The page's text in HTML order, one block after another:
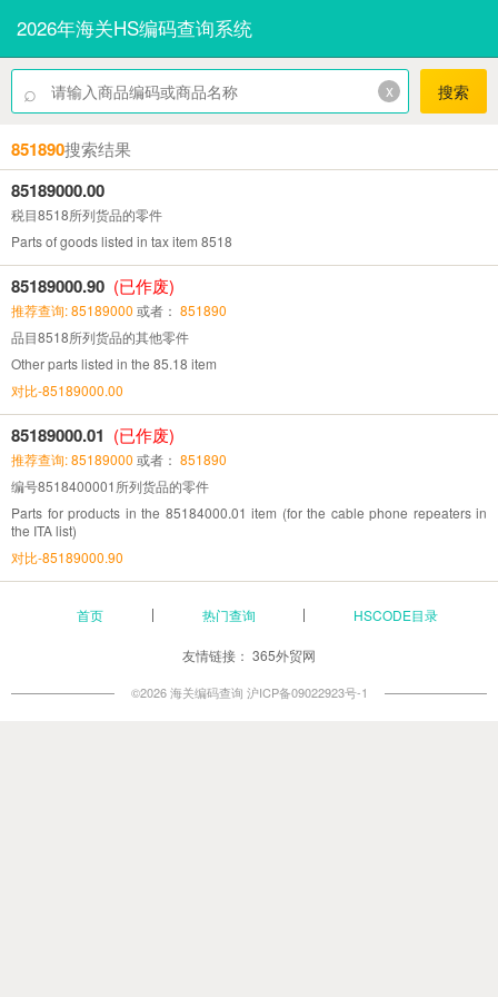
2026年海关HS编码查询系统
⌕ x 搜索
851890搜索结果
85189000.00
税目8518所列货品的零件
Parts of goods listed in tax item 8518
85189000.90 (已作废)
推荐查询: 85189000 或者： 851890
品目8518所列货品的其他零件
Other parts listed in the 85.18 item
对比-85189000.00
85189000.01 (已作废)
推荐查询: 85189000 或者： 851890
编号8518400001所列货品的零件
Parts for products in the 85184000.01 item (for the cable phone repeaters in
the ITA list)
对比-85189000.90
首页 热门查询 HSCODE目录
友情链接： 365外贸网
©2026 海关编码查询 沪ICP备09022923号-1